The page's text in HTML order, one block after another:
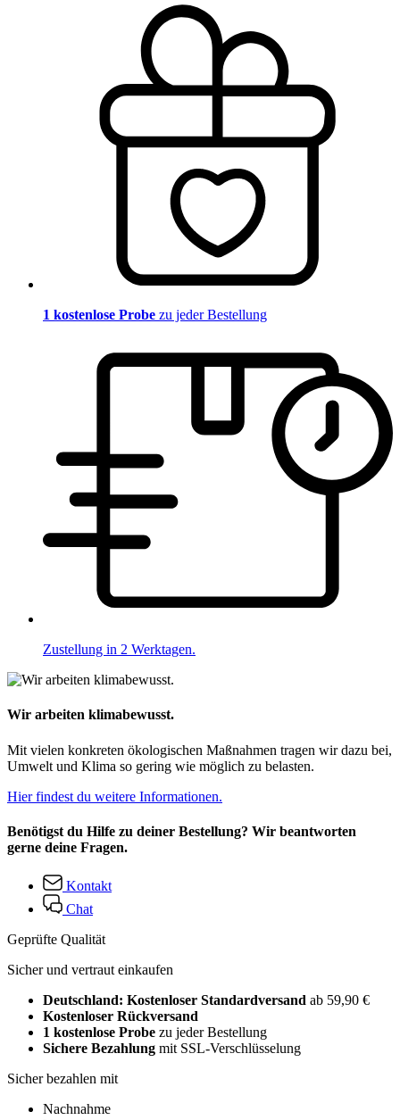
1 kostenlose Probe zu jeder Bestellung
Zustellung in 2 Werktagen.
Wir arbeiten klimabewusst.
Mit vielen konkreten ökologischen Maßnahmen tragen wir dazu bei,
Umwelt und Klima so gering wie möglich zu belasten.
Hier findest du weitere Informationen.
Benötigst du Hilfe zu deiner Bestellung? Wir beantworten
gerne deine Fragen.
Kontakt
Chat
Geprüfte Qualität
Sicher und vertraut einkaufen
Deutschland: Kostenloser Standardversand ab 59,90 €
Kostenloser Rückversand
1 kostenlose Probe zu jeder Bestellung
Sichere Bezahlung mit SSL-Verschlüsselung
Sicher bezahlen mit
Nachnahme